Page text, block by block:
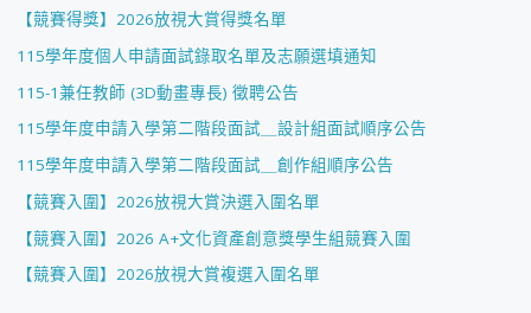
【競賽得獎】2026放視大賞得獎名單
115學年度個人申請面試錄取名單及志願選填通知
115-1兼任教師 (3D動畫專長) 徵聘公告
115學年度申請入學第二階段面試＿設計組面試順序公告
115學年度申請入學第二階段面試＿創作組順序公告
【競賽入圍】2026放視大賞決選入圍名單
【競賽入圍】2026 A+文化資產創意獎學生組競賽入圍
【競賽入圍】2026放視大賞複選入圍名單